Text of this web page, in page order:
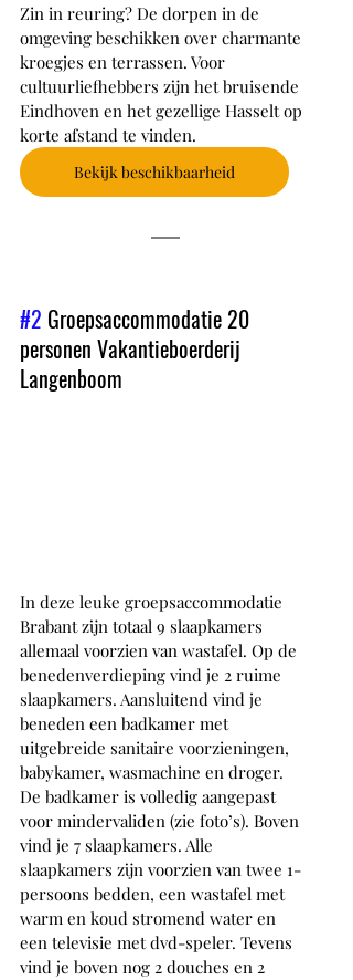
Zin in reuring? De dorpen in de
omgeving beschikken over charmante
kroegjes en terrassen. Voor
cultuurliefhebbers zijn het bruisende
Eindhoven en het gezellige Hasselt op
korte afstand te vinden.
Bekijk beschikbaarheid
#2 Groepsaccommodatie 20
personen Vakantieboerderij
Langenboom
In deze leuke groepsaccommodatie
Brabant zijn totaal 9 slaapkamers
allemaal voorzien van wastafel. Op de
benedenverdieping vind je 2 ruime
slaapkamers. Aansluitend vind je
beneden een badkamer met
uitgebreide sanitaire voorzieningen,
babykamer, wasmachine en droger.
De badkamer is volledig aangepast
voor mindervaliden (zie foto’s). Boven
vind je 7 slaapkamers. Alle
slaapkamers zijn voorzien van twee 1-
persoons bedden, een wastafel met
warm en koud stromend water en
een televisie met dvd-speler. Tevens
vind je boven nog 2 douches en 2